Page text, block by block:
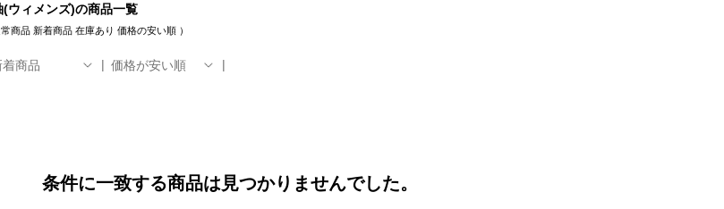
ウィメンズ)の商品一覧
商品 新着商品 在庫あり 価格の安い順）
着商品 価格が安い順
条件に一致する商品は見つかりませんでした。